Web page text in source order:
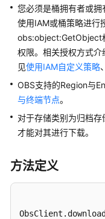
权
限
配
指
南
工
具
指
最
佳
践
您必须是桶拥有者或
使用IAM或桶策略进行
obs:object:GetObject
权限。相关授权方式介
见使用IAM自定义策略、
OBS支持的Region与
与终端节点。
对于存储类别为归档存
才能对其进行下载。
方法定义